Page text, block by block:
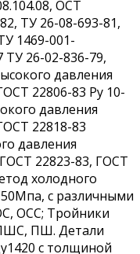
ОСТ
ТУ 26-08-693-81,
1469-001-
ТУ 26-02-836-79,
давления
22806-83 Ру 10-
давления
22818-83
давления
22823-83, ГОСТ
холодного
50Мпа, с различными
ОСС; Тройники
ПШ. Детали
с толщиной